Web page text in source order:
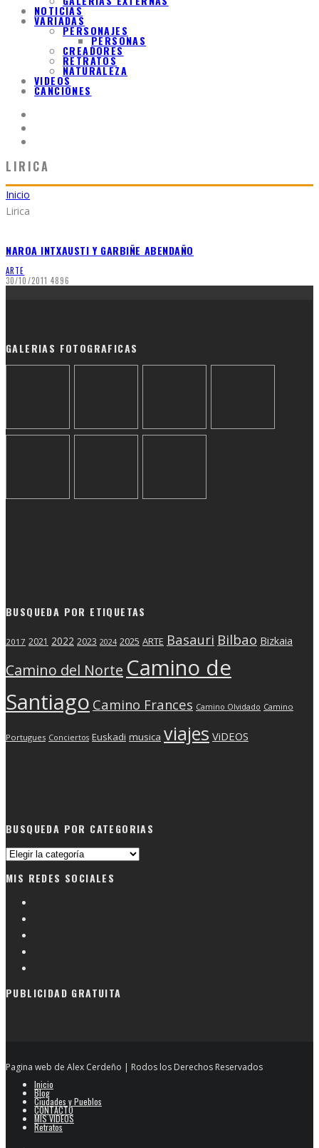
NOTICIAS
VARIADAS
PERSONAJES
PERSONAS
CREADORES
RETRATOS
NATURALEZA
VIDEOS
CANCIONES
LIRICA
Inicio
Lirica
NAROA INTXAUSTI Y GARBIÑE ABENDAÑO
ARTE
30/10/2011 4896
GALERIAS FOTOGRAFICAS
BUSQUEDA POR ETIQUETAS
2017 2021 2022 2023 2024 2025 ARTE Basauri Bilbao Bizkaia
Camino del Norte Camino de
Santiago Camino Frances Camino Olvidado Camino
Portugues Conciertos Euskadi musica viajes ViDEOS
BUSQUEDA POR CATEGORIAS
Busqueda
categorias
MIS REDES SOCIALES
PUBLICIDAD GRATUITA
Pagina web de Alex Cerdeño | Rodos los Derechos Reservados
Inicio
Blog
Ciudades y Pueblos
CONTACTO
MIS VIDEOS
Retratos